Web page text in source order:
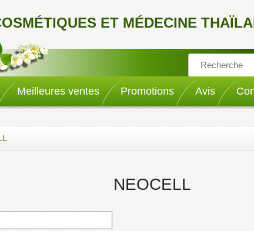
ET MÉDECINE
Meilleures ventes Promotions Avis
NEOCELL